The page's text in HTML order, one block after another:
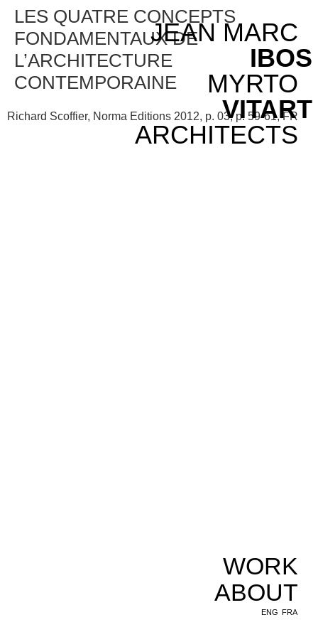
JEAN MARC
IBOS
MYRTO
VITART
ARCHITECTS
WORK
ABOUT
ENG FRA
LES QUATRE CONCEPTS
FONDAMENTAUX DE
L’ARCHITECTURE
CONTEMPORAINE
Richard Scoffier, Norma Editions 2012, p. 03, p. 59-61, FR